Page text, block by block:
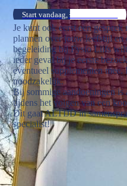
Start vandaag, kom in contact
Je kunt ook eerst een
plannen over jouw leefstijl en
begeleiding bij Fysio Liifs
ieder geval bij je eerste
eventueel supplementen
noodzakelijk.
Bij sommige aandoeningen
tijdens het volgen van een
Dit gaat ALTIJD in
specialist!